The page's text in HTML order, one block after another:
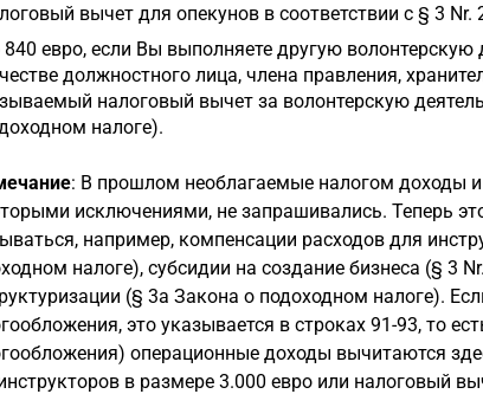
вычет для опекунов в соответствии с § 3
евро, если Вы выполняете другую
должностного лица, члена правления,
налоговый вычет за волонтерскую
налоге).
: В прошлом необлагаемые налогом доходы
исключениями, не запрашивались. Теперь
например, компенсации расходов для
налоге), субсидии на создание бизнеса (§ 3
(§ 3a Закона о подоходном налоге).
это указывается в строках 91-93, то
операционные доходы вычитаются
в размере 3.000 евро или налоговый